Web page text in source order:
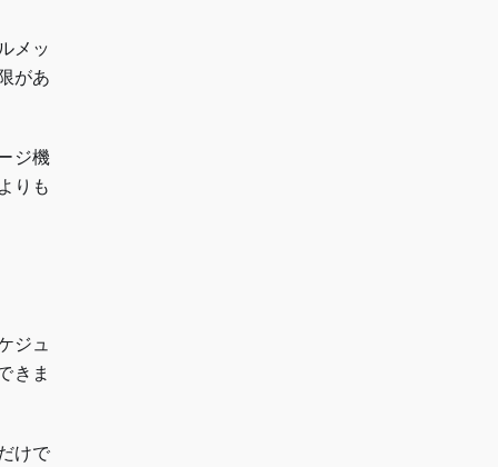
メッ
があ
ジ機
りも
ジュ
きま
けで